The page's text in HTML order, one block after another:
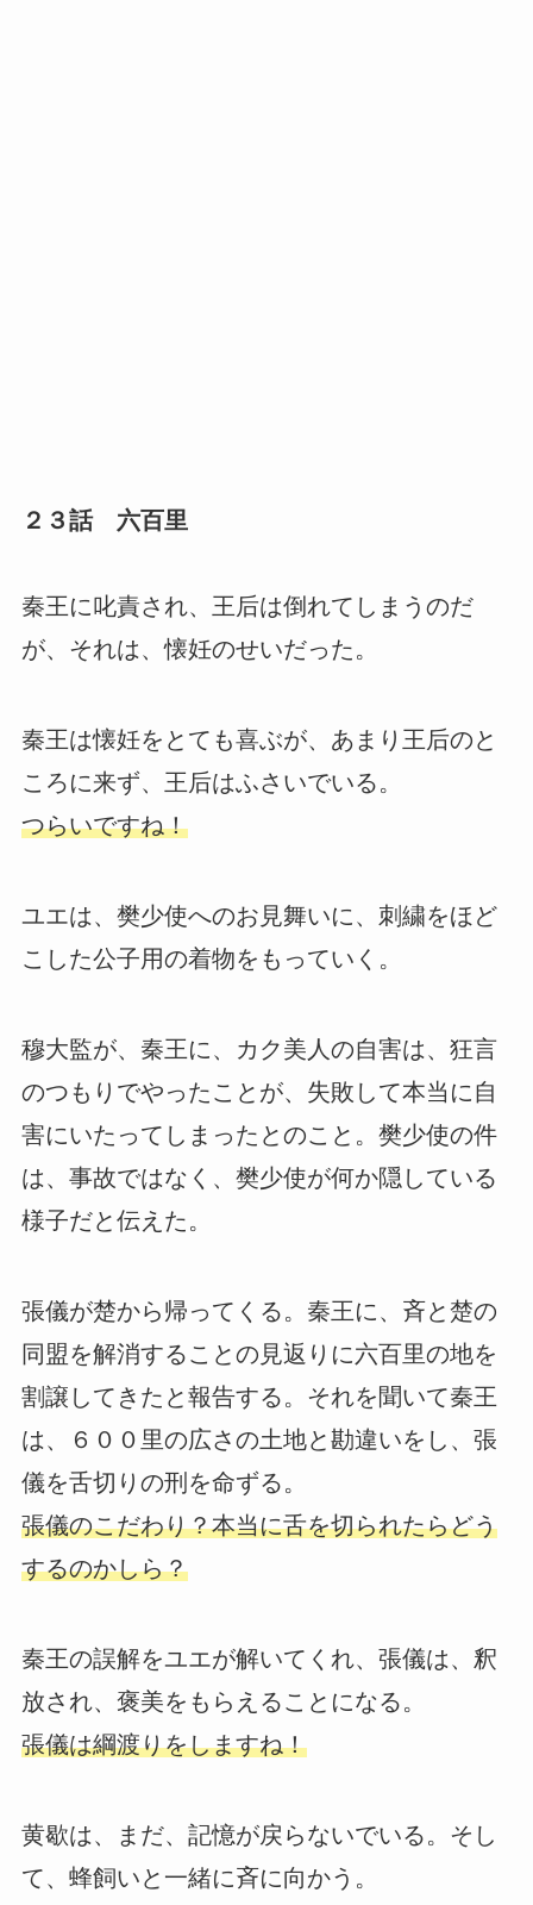
２３話 六百里
秦王に叱責され、王后は倒れてしまうのだ
が、それは、懐妊のせいだった。
秦王は懐妊をとても喜ぶが、あまり王后のと
ころに来ず、王后はふさいでいる。
つらいですね！
ユエは、樊少使へのお見舞いに、刺繍をほど
こした公子用の着物をもっていく。
穆大監が、秦王に、カク美人の自害は、狂言
のつもりでやったことが、失敗して本当に自
害にいたってしまったとのこと。樊少使の件
は、事故ではなく、樊少使が何か隠している
様子だと伝えた。
張儀が楚から帰ってくる。秦王に、斉と楚の
同盟を解消することの見返りに六百里の地を
割譲してきたと報告する。それを聞いて秦王
は、６００里の広さの土地と勘違いをし、張
儀を舌切りの刑を命ずる。
張儀のこだわり？本当に舌を切られたらどう
するのかしら？
秦王の誤解をユエが解いてくれ、張儀は、釈
放され、褒美をもらえることになる。
張儀は綱渡りをしますね！
黄歇は、まだ、記憶が戻らないでいる。そし
て、蜂飼いと一緒に斉に向かう。